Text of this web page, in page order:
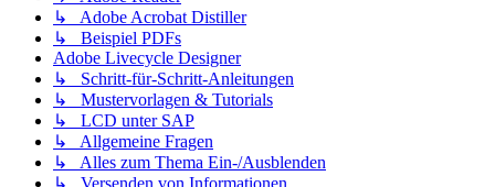
↳ Adobe Acrobat Distiller
↳ Beispiel PDFs
Adobe Livecycle Designer
↳ Schritt-für-Schritt-Anleitungen
↳ Mustervorlagen & Tutorials
↳ LCD unter SAP
↳ Allgemeine Fragen
↳ Alles zum Thema Ein-/Ausblenden